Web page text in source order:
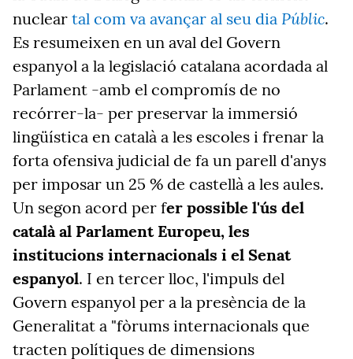
nuclear tal com va avançar al seu dia Públic.
Es resumeixen en un aval del Govern
espanyol a la legislació catalana acordada al
Parlament -amb el compromís de no
recórrer-la- per preservar la immersió
lingüística en català a les escoles i frenar la
forta ofensiva judicial de fa un parell d'anys
per imposar un 25 % de castellà a les aules.
Un segon acord per fer possible l'ús del
català al Parlament Europeu, les
institucions internacionals i el Senat
espanyol. I en tercer lloc, l'impuls del
Govern espanyol per a la presència de la
Generalitat a "fòrums internacionals que
tracten polítiques de dimensions